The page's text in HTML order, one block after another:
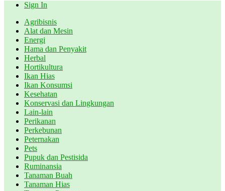
Sign In
Agribisnis
Alat dan Mesin
Energi
Hama dan Penyakit
Herbal
Hortikultura
Ikan Hias
Ikan Konsumsi
Kesehatan
Konservasi dan Lingkungan
Lain-lain
Perikanan
Perkebunan
Peternakan
Pets
Pupuk dan Pestisida
Ruminansia
Tanaman Buah
Tanaman Hias